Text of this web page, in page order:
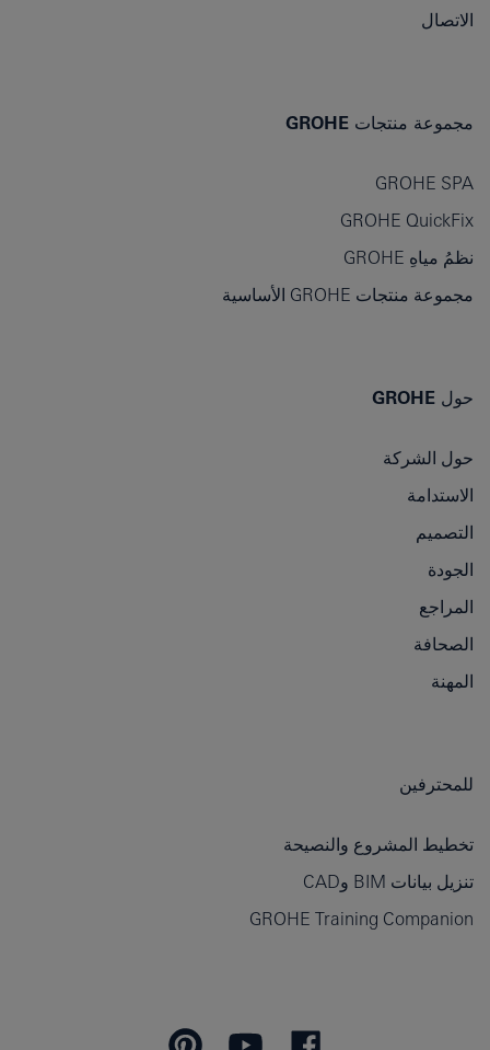
الاتصال
مجموعة منتجات GROHE
GROHE SPA
GROHE QuickFix
نظمُ مياهِ GROHE
مجموعة منتجات GROHE الأساسية
حول GROHE
حول الشركة
الاستدامة
التصميم
الجودة
المراجع
الصحافة
المهنة
للمحترفين
تخطيط المشروع والنصيحة
تنزيل بيانات BIM وCAD
GROHE Training Companion